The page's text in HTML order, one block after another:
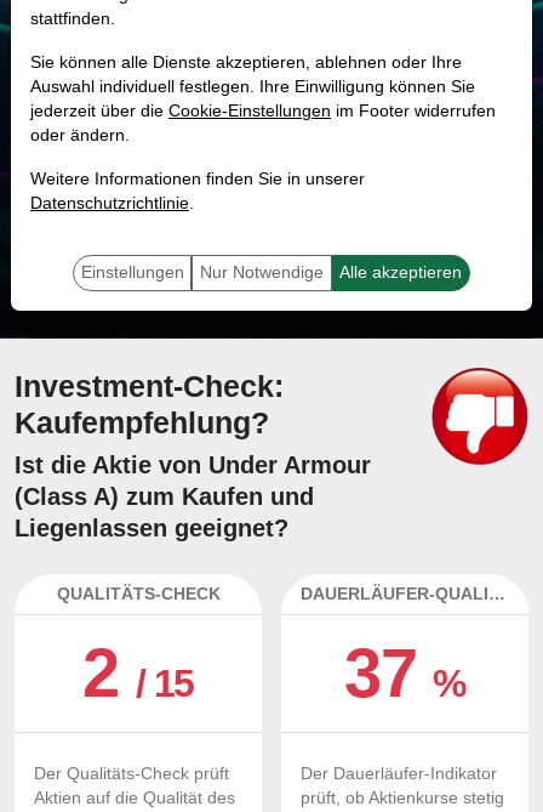
Unternehmenswert
Umsatz 4,97 Mrd. USD
66.9 %
mit dieser Aktie erfolgreich sein.
Investment-Check:
Kaufempfehlung?
Ist die Aktie von Under Armour
(Class A) zum Kaufen und
Liegenlassen geeignet?
QUALITÄTS-CHECK
2/ 15
Der Qualitäts-Check prüft
Aktien auf die Qualität des
DAUERLÄUFER-QUALITÄTEN
37%
Der Dauerläufer-Indikator
prüft, ob Aktienkurse stetig
stattfinden.
Sie können alle Dienste akzeptieren, ablehnen oder Ihre
Auswahl individuell festlegen. Ihre Einwilligung können Sie
jederzeit über die Cookie-Einstellungen im Footer widerrufen
oder ändern.
Weitere Informationen finden Sie in unserer
Datenschutzrichtlinie.
Einstellungen Nur Notwendige Alle akzeptieren